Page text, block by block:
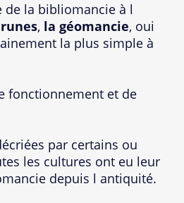
de la bibliomancie à l
, la géomancie, oui
la plus simple à
fonctionnement et de
par certains ou
les cultures ont eu leur
depuis l antiquité.